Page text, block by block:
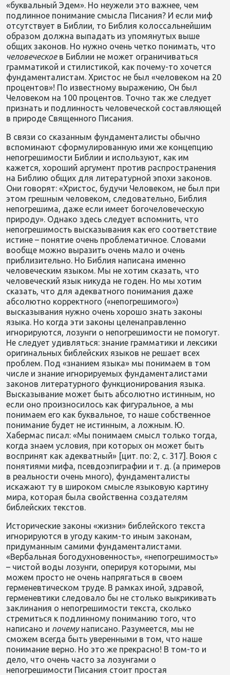
«буквальный Эдем». Но неужели это важнее, чем
подлинное понимание смысла Писания? И если миф
отсутствует в Библии, то Библия колоссальнейшим
образом должна выпадать из упомянутых выше
общих законов. Но нужно очень четко понимать, что
человеческоев Библии не может ограничиваться
грамматикой и стилистикой, как почему-то хочется
фундаменталистам. Христос не был «человеком на 20
процентов»! По известному выражению, Он был
Человеком на 100 процентов. Точно так же следует
признать и подлинность человеческой составляющей
в природе Священного Писания.
В связи со сказанным фундаменталисты обычно
вспоминают сформулированную ими же концепцию
непогрешимости Библии и используют, как им
кажется, хороший аргумент против распространения
на Библию общих для литературной эпохи законов.
Они говорят: «Христос, будучи Человеком, не был при
этом грешным человеком, следовательно, Библия
непогрешима, даже если имеет богочеловеческую
природу». Однако здесь следует вспомнить, что
непогрешимость высказывания как его соответствие
истине – понятие очень проблематичное. Словами
вообще можно выразить очень мало и очень
приблизительно. Но Библия написана именно
человеческим языком. Мы не хотим сказать, что
человеческий язык никуда не годен. Но мы хотим
сказать, что для адекватного понимания даже
абсолютно корректного («непогрешимого»)
высказывания нужно очень хорошо знать законы
языка. Но когда эти законы целенаправленно
игнорируются, лозунги о непогрешимости не помогут.
Не следует удивляться: знание грамматики и лексики
оригинальных библейских языков не решает всех
проблем. Под «знанием языка» мы понимаем в том
числе и знание игнорируемых фундаменталистами
законов литературного функционирования языка.
Высказывание может быть абсолютно истинным, но
если оно произносилось как фигуральное, а мы
понимаем его как буквальное, то наше собственное
понимание будет не истинным, а ложным. Ю.
Хабермас писал: «Мы понимаем смысл только тогда,
когда знаем условия, при которых он может быть
воспринят как адекватный» [цит. по: 2, с. 317]. Воюя с
понятиями мифа, псевдоэпиграфии и т. д. (а примеров
в реальности очень много), фундаменталисты
искажают ту в широком смысле языковую картину
мира, которая была свойственна создателям
библейских текстов.
Исторические законы «жизни» библейского текста
игнорируются в угоду каким-то иным законам,
придуманным самими фундаменталистами.
«Вербальная богодухновенность», «непогрешимость»
– чистой воды лозунги, оперируя которыми, мы
можем просто не очень напрягаться в своем
герменевтическом труде. В рамках иной, здравой,
герменевтики следовало бы не столько выкрикивать
заклинания о непогрешимости текста, сколько
стремиться к подлинному пониманию того, что
написано и почемунаписано. Разумеется, мы не
сможем всегда быть уверенными в том, что наше
понимание верно. Но это же прекрасно! В том-то и
дело, что очень часто за лозунгами о
непогрешимости Писания стоит простая